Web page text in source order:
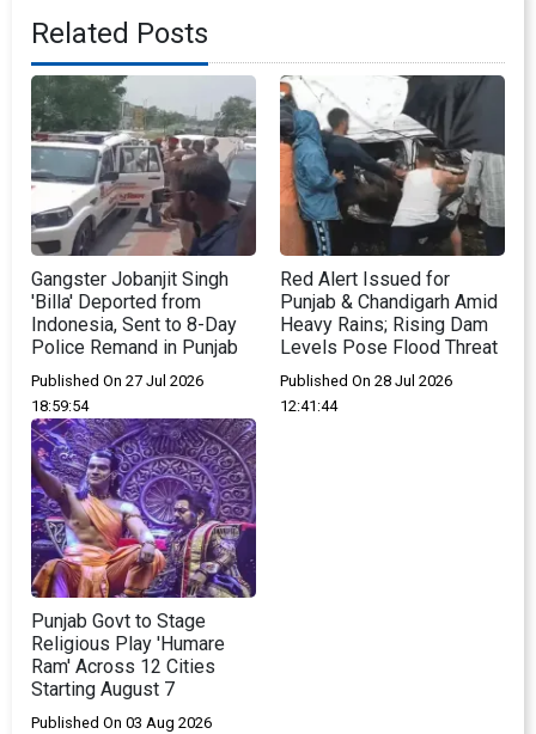
Related Posts
Gangster Jobanjit Singh
'Billa' Deported from
Indonesia, Sent to 8-Day
Police Remand in Punjab
Published On 27 Jul 2026
18:59:54
Red Alert Issued for
Punjab & Chandigarh Amid
Heavy Rains; Rising Dam
Levels Pose Flood Threat
Published On 28 Jul 2026
12:41:44
Punjab Govt to Stage
Religious Play 'Humare
Ram' Across 12 Cities
Starting August 7
Published On 03 Aug 2026